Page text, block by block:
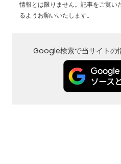
情報とは限りません。記事をご覧
るようお願いいたします。
Google検索で当サイトの